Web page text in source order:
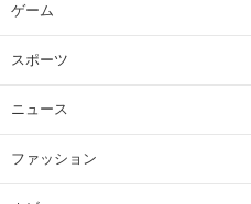
ゲーム
スポーツ
ニュース
ファッション